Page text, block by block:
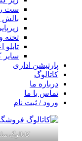
ست
تخته
تابلو
سایر
پارتیشن اداری
کاتالوگ
درباره ما
تماس با ما
ورود / ثبت نام
کاتالوگ